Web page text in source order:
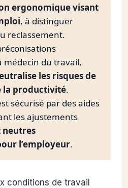
ergonomique visant
, à distinguer
reclassement.
médecin du travail,
les risques de
la productivité.
sécurisé par des aides
les ajustements
neutres
l’employeur.